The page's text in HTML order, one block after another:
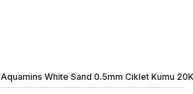
Aquamins White Sand 0.5mm Ciklet Kumu